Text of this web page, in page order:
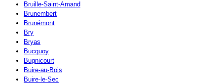
Bruille-Saint-Amand
Brunembert
Brunémont
Bry
Bryas
Bucquoy
Bugnicourt
Buire-au-Bois
Buire-le-Sec